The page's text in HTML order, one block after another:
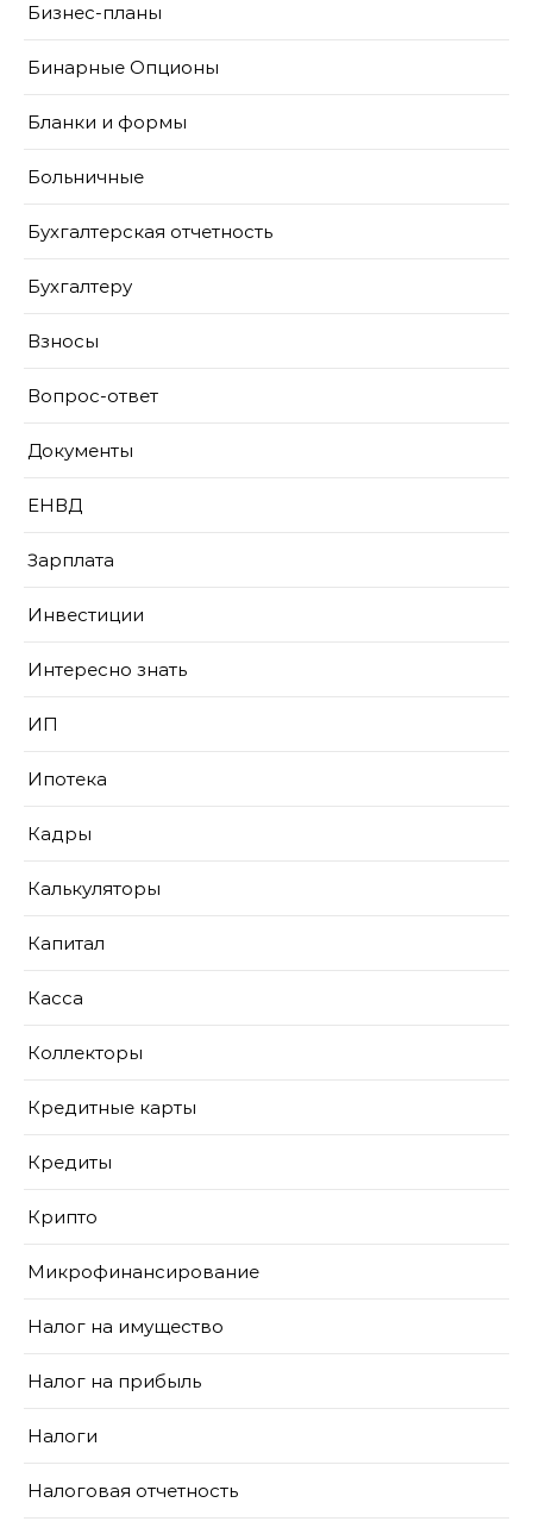
Бизнес-планы
Бинарные Опционы
Бланки и формы
Больничные
Бухгалтерская отчетность
Бухгалтеру
Взносы
Вопрос-ответ
Документы
ЕНВД
Зарплата
Инвестиции
Интересно знать
ИП
Ипотека
Кадры
Калькуляторы
Капитал
Касса
Коллекторы
Кредитные карты
Кредиты
Крипто
Микрофинансирование
Налог на имущество
Налог на прибыль
Налоги
Налоговая отчетность